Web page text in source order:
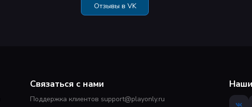
Отзывы в VK
Связаться с нами
Поддержка клиентов support@playonly.ru